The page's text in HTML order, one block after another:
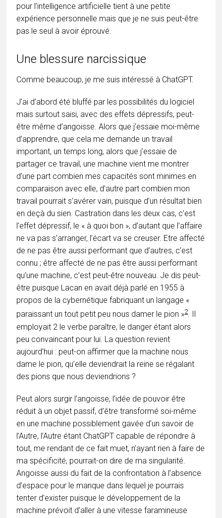
pour l’intelligence artificielle tient à une petite
expérience personnelle mais que je ne suis peut-être
pas le seul à avoir éprouvé.
Une blessure narcissique
Comme beaucoup, je me suis intéressé à ChatGPT.
J’ai d’abord été bluffé par les possibilités du logiciel
mais surtout saisi, avec des effets dépressifs, peut-
être même d’angoisse. Alors que j’essaie moi-même
d’apprendre, que cela me demande un travail
important, un temps long, alors que j’essaie de
partager ce travail, une machine vient me montrer
d’une part combien mes capacités sont minimes en
comparaison avec elle, d’autre part combien mon
travail pourrait s’avérer vain, puisque d’un résultat bien
en deçà du sien. Castration dans les deux cas, c’est
l’effet dépressif, le « à quoi bon », d’autant que l’affaire
ne va pas s’arranger, l’écart va se creuser. Etre affecté
de ne pas être aussi performant que d’autres, c’est
connu ; être affecté de ne pas être aussi performant
qu’une machine, c’est peut-être nouveau. Je dis peut-
être puisque Lacan en avait déjà parlé en 1955 à
propos de la cybernétique fabriquant un langage «
paraissant un tout petit peu nous damer le pion »2. Il
employait 2 le verbe paraître, le danger étant alors
peu convaincant pour lui. La question revient
aujourd’hui : peut-on affirmer que la machine nous
dame le pion, qu’elle deviendrait la reine se régalant
des pions que nous deviendrions ?
Peut alors surgir l’angoisse, l’idée de pouvoir être
réduit à un objet passif, d’être transformé soi-même
en une machine possiblement gavée d’un savoir de
l’Autre, l’Autre étant ChatGPT capable de répondre à
tout, me rendant de ce fait muet, n’ayant rien à faire de
ma spécificité, pourrait-on dire de ma singularité.
Angoisse aussi du fait de la confrontation à l’absence
d’espace pour le manque dans lequel je pourrais
tenter d’exister puisque le développement de la
machine prévoit d’aller à une vitesse faramineuse